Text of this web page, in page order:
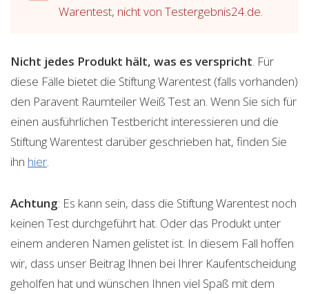
Warentest, nicht von Testergebnis24.de.
Nicht jedes Produkt hält, was es verspricht. Für
diese Fälle bietet die Stiftung Warentest (falls vorhanden)
den Paravent Raumteiler Weiß Test an. Wenn Sie sich für
einen ausführlichen Testbericht interessieren und die
Stiftung Warentest darüber geschrieben hat, finden Sie
ihn hier.
Achtung: Es kann sein, dass die Stiftung Warentest noch
keinen Test durchgeführt hat. Oder das Produkt unter
einem anderen Namen gelistet ist. In diesem Fall hoffen
wir, dass unser Beitrag Ihnen bei Ihrer Kaufentscheidung
geholfen hat und wünschen Ihnen viel Spaß mit dem